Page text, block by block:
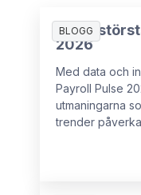
BLOGG
De 10
2026
Med data och
Payroll Pulse
utmaningarna
trender
ha det